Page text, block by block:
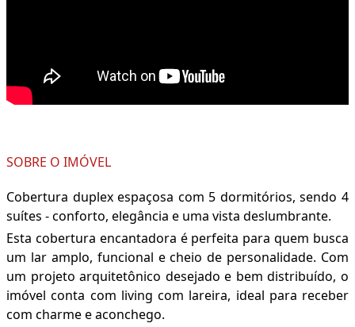
SOBRE O IMÓVEL
Cobertura duplex espaçosa com 5 dormitórios, sendo 4
suítes - conforto, elegância e uma vista deslumbrante.
Esta cobertura encantadora é perfeita para quem busca
um lar amplo, funcional e cheio de personalidade. Com
um projeto arquitetônico desejado e bem distribuído, o
imóvel conta com living com lareira, ideal para receber
com charme e aconchego.